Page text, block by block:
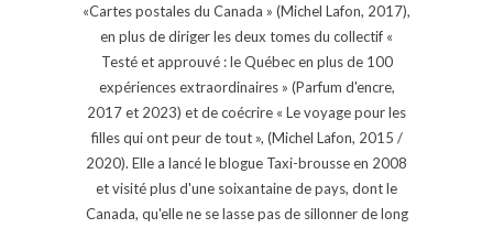
«Cartes postales du Canada » (Michel Lafon, 2017),
en plus de diriger les deux tomes du collectif «
Testé et approuvé : le Québec en plus de 100
expériences extraordinaires » (Parfum d'encre,
2017 et 2023) et de coécrire « Le voyage pour les
filles qui ont peur de tout », (Michel Lafon, 2015 /
2020). Elle a lancé le blogue Taxi-brousse en 2008
et visité plus d'une soixantaine de pays, dont le
Canada, qu'elle ne se lasse pas de sillonner de long